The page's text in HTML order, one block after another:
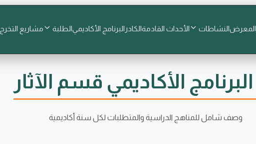
المعرضالنشاطات الأحداث القادمةالكادر البرنامج الأكاديميالطلبة مشاريع التخرج
البرنامج الأكاديمي قسم الآثار
وصف شامل للمناهج الدراسية والمتطلبات لكل سنة أكاديمية